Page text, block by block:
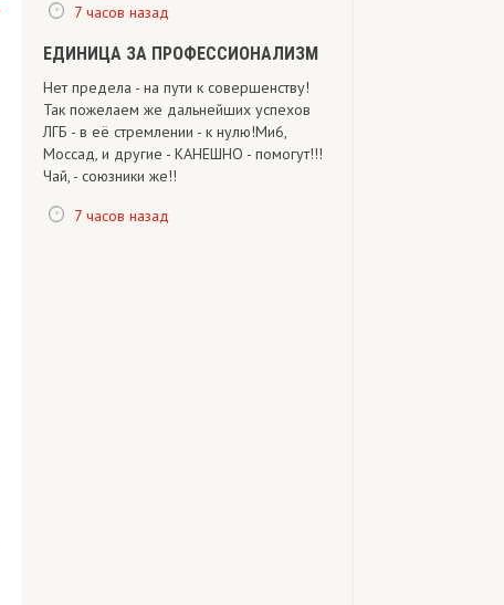
7 часов назад
ЕДИНИЦА ЗА ПРОФЕССИОНАЛИЗМ
Нет предела - на пути к совершенству!
Так пожелаем же дальнейших успехов
ЛГБ - в её стремлении - к нулю!Ми6,
Моссад, и другие - КАНЕШНО - помогут!!!
Чай, - союзники же!!
7 часов назад